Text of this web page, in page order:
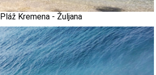
Pláž Kremena - Žuljana